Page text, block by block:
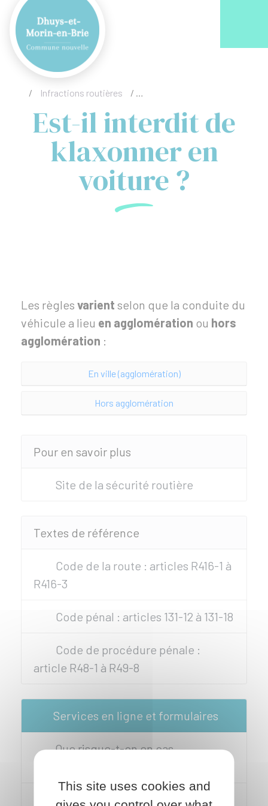
/ Infractions routières / Est-il interdit de klaxonner en
Est-il interdit de
klaxonner en
voiture ?
Les règles varient selon que la conduite du
véhicule a lieu en agglomération ou hors
agglomération :
En ville (agglomération)
Hors agglomération
Pour en savoir plus
Site de la sécurité routière
Textes de référence
Code de la route : articles R416-1 à
R416-3
Code pénal : articles 131-12 à 131-18
Code de procédure pénale :
article R48-1 à R49-8
Services en ligne et formulaires
Que risque-t-on en cas
Consulter et télécharger les
This site uses cookies and